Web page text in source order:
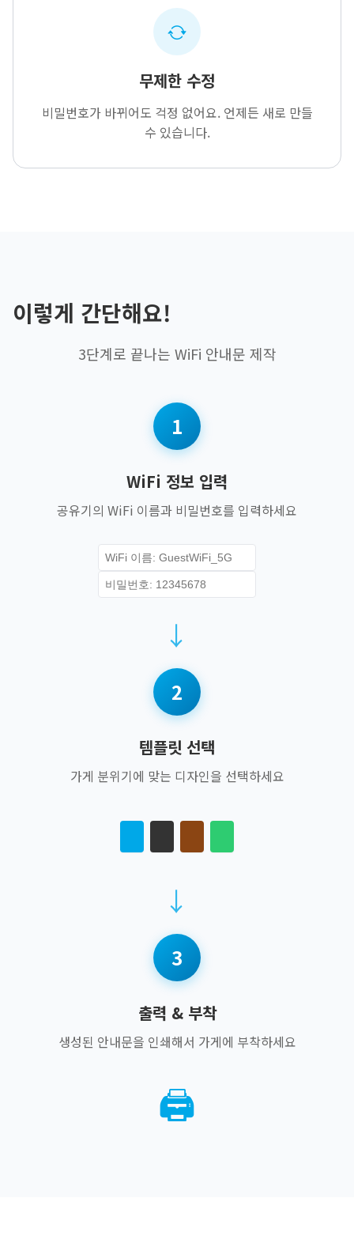
무제한 수정
비밀번호가 바뀌어도 걱정 없어요. 언제든 새로 만들
수 있습니다.
이렇게 간단해요!
3단계로 끝나는 WiFi 안내문 제작
1
WiFi 정보 입력
공유기의 WiFi 이름과 비밀번호를 입력하세요
→
2
템플릿 선택
가게 분위기에 맞는 디자인을 선택하세요
→
3
출력 & 부착
생성된 안내문을 인쇄해서 가게에 부착하세요
🖨️